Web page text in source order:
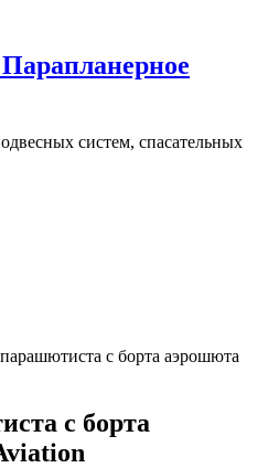
систем, спасательных
с борта аэрошюта
с борта